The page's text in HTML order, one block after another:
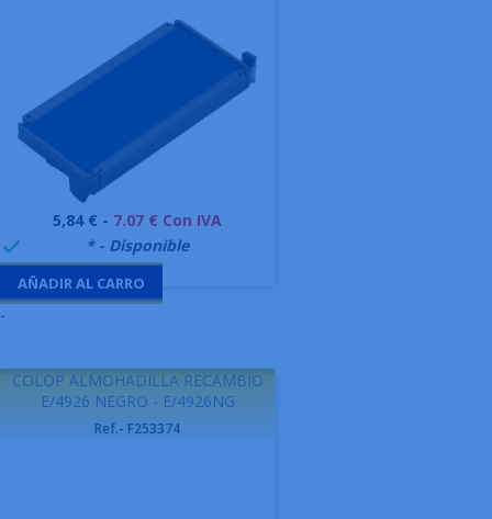
Precio
5,84 € - 7.07 € Con IVA
 * - Disponible
AÑADIR AL CARRO
-
COLOP ALMOHADILLA RECAMBIO
E/4926 NEGRO - E/4926NG
Ref.- F253374